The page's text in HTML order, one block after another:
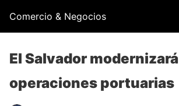
Comercio & Negocios
El Salvador modernizará
operaciones portuarias